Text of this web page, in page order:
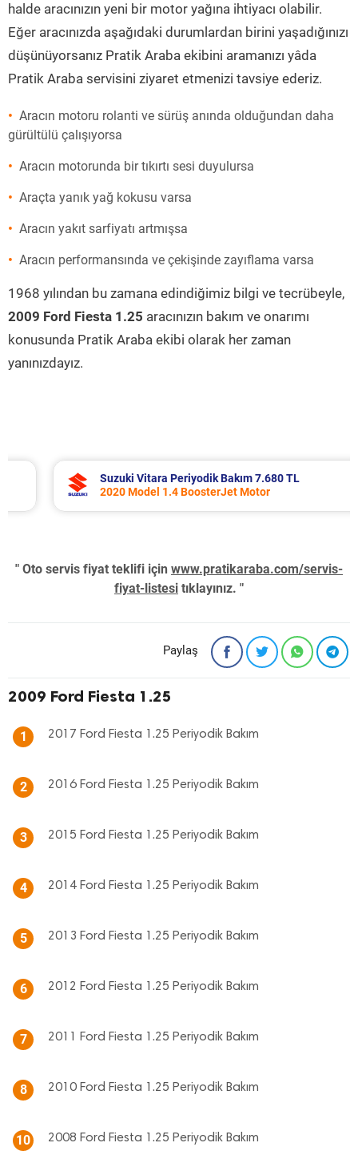
halde aracınızın yeni bir motor yağına ihtiyacı olabilir.
Eğer aracınızda aşağıdaki durumlardan birini yaşadığınızı
düşünüyorsanız Pratik Araba ekibini aramanızı yâda
Pratik Araba servisini ziyaret etmenizi tavsiye ederiz.
Aracın motoru rolanti ve sürüş anında olduğundan daha
gürültülü çalışıyorsa
Aracın motorunda bir tıkırtı sesi duyulursa
Araçta yanık yağ kokusu varsa
Aracın yakıt sarfiyatı artmışsa
Aracın performansında ve çekişinde zayıflama varsa
1968 yılından bu zamana edindiğimiz bilgi ve tecrübeyle,
2009 Ford Fiesta 1.25 aracınızın bakım ve onarımı
konusunda Pratik Araba ekibi olarak her zaman
yanınızdayız.
Suzuki Vitara Periyodik Bakım 7.680 TL
2020 Model 1.4 BoosterJet Motor
" Oto servis fiyat teklifi için www.pratikaraba.com/servis-
fiyat-listesi tıklayınız. "
Paylaş
2009 Ford Fiesta 1.25
1 2017 Ford Fiesta 1.25 Periyodik Bakım
2 2016 Ford Fiesta 1.25 Periyodik Bakım
3 2015 Ford Fiesta 1.25 Periyodik Bakım
4 2014 Ford Fiesta 1.25 Periyodik Bakım
5 2013 Ford Fiesta 1.25 Periyodik Bakım
6 2012 Ford Fiesta 1.25 Periyodik Bakım
7 2011 Ford Fiesta 1.25 Periyodik Bakım
8 2010 Ford Fiesta 1.25 Periyodik Bakım
10 2008 Ford Fiesta 1.25 Periyodik Bakım